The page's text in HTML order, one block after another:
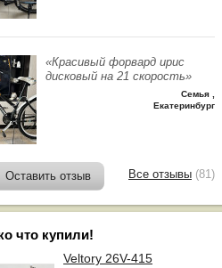
«Красивый форвард ирис
дисковый на 21 скорость»
Семья
Екатеринбург
Оставить отзыв Все отзывы (81)
что купили!
Veltory 26V-415